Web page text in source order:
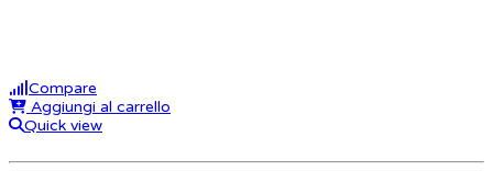
Compare
Aggiungi al carrello
Quick view